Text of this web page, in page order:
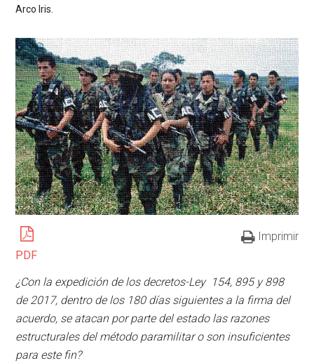
Arco Iris.
PDF
Imprimir
¿Con la expedición de los decretos-Ley 154, 895 y 898
de 2017, dentro de los 180 días siguientes a la firma del
acuerdo, se atacan por parte del estado las razones
estructurales del método paramilitar o son insuficientes
para este fin?